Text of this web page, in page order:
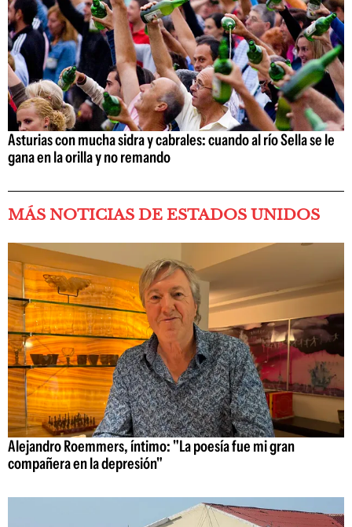
Asturias con mucha sidra y cabrales: cuando al río Sella se le
gana en la orilla y no remando
MÁS NOTICIAS DE ESTADOS UNIDOS
Alejandro Roemmers, íntimo: "La poesía fue mi gran
compañera en la depresión"